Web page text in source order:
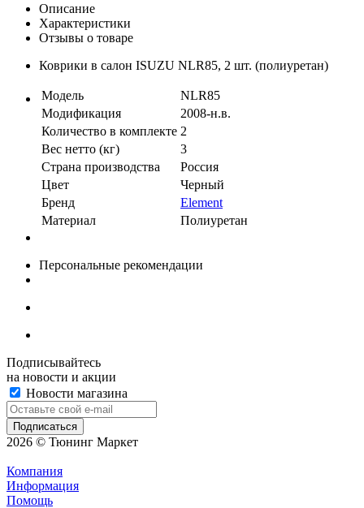
Описание
Характеристики
Отзывы о товаре
Коврики в салон ISUZU NLR85, 2 шт. (полиуретан)
Модель
NLR85
Модификация
2008-н.в.
Количество в комплекте 2
Вес нетто (кг)
3
Страна производства
Россия
Цвет
Черный
Бренд
Element
Материал
Полиуретан
Персональные рекомендации
Подписывайтесь
на новости и акции
Новости магазина
2026 © Тюнинг Маркет
Компания
Информация
Помощь